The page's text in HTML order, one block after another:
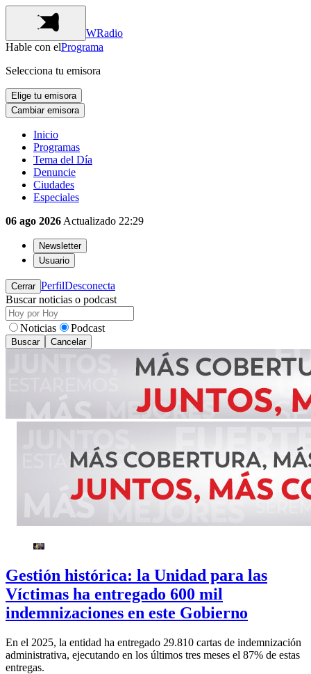
WRadio
Hable con elPrograma
Selecciona tu emisora
Elige tu emisora
Cambiar emisora
Inicio
Programas
Tema del Día
Denuncie
Ciudades
Especiales
06 ago 2026 Actualizado 22:29
Newsletter
Usuario
Cerrar PerfilDesconecta
Buscar noticias o podcast
Noticias Podcast
Buscar Cancelar
Gestión histórica: la Unidad para las
Víctimas ha entregado 600 mil
indemnizaciones en este Gobierno
En el 2025, la entidad ha entregado 29.810 cartas de indemnización
administrativa, ejecutando en los últimos tres meses el 87% de estas
entregas.